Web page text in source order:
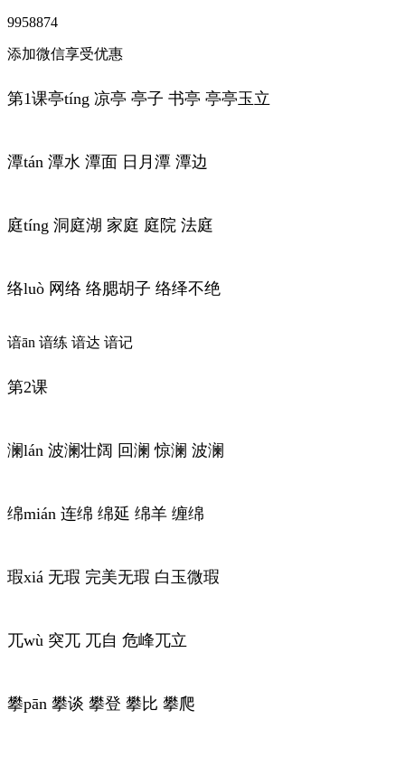
9958874
添加微信享受优惠
第1课亭tíng 凉亭 亭子 书亭 亭亭玉立
潭tán 潭水 潭面 日月潭 潭边
庭tíng 洞庭湖 家庭 庭院 法庭
络luò 网络 络腮胡子 络绎不绝
谙ān 谙练 谙达 谙记
第2课
澜lán 波澜壮阔 回澜 惊澜 波澜
绵mián 连绵 绵延 绵羊 缠绵
瑕xiá 无瑕 完美无瑕 白玉微瑕
兀wù 突兀 兀自 危峰兀立
攀pān 攀谈 攀登 攀比 攀爬